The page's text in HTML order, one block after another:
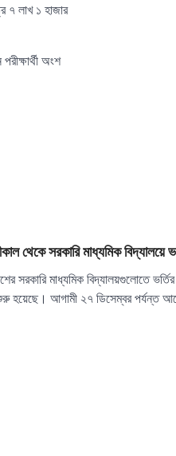
৭ লাখ ১ হাজার
অংশ
থেকে সরকারি মাধ্যমিক
সরকারি মাধ্যমিক বিদ্যালয়গুলোতে
হয়েছে। আগামী ২৭ ডিসেম্বর পর্যন্ত